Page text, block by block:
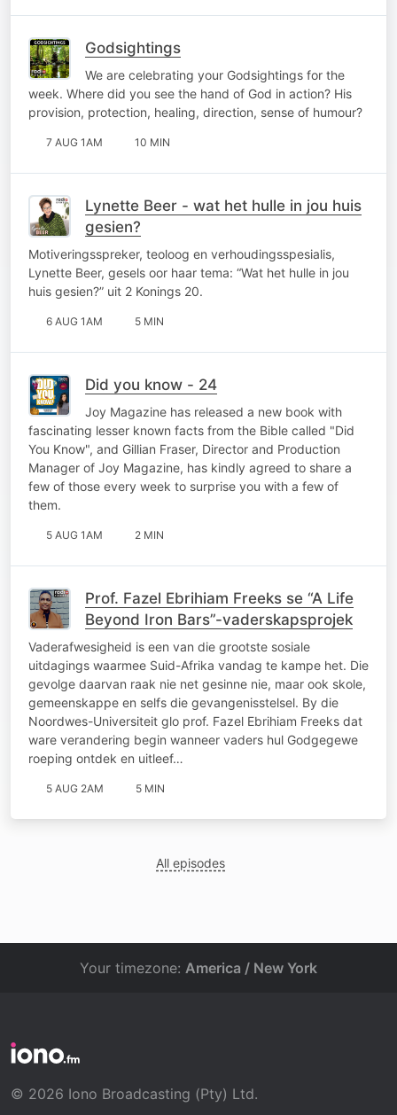
Godsightings
We are celebrating your Godsightings for the
week. Where did you see the hand of God in action? His
provision, protection, healing, direction, sense of humour?
7 AUG 1AM 10 MIN
Lynette Beer - wat het hulle in jou huis
gesien?
Motiveringsspreker, teoloog en verhoudingsspesialis,
Lynette Beer, gesels oor haar tema: “Wat het hulle in jou
huis gesien?” uit 2 Konings 20.
6 AUG 1AM 5 MIN
Did you know - 24
Joy Magazine has released a new book with
fascinating lesser known facts from the Bible called "Did
You Know", and Gillian Fraser, Director and Production
Manager of Joy Magazine, has kindly agreed to share a
few of those every week to surprise you with a few of
them.
5 AUG 1AM 2 MIN
Prof. Fazel Ebrihiam Freeks se “A Life
Beyond Iron Bars”-vaderskapsprojek
Vaderafwesigheid is een van die grootste sosiale
uitdagings waarmee Suid-Afrika vandag te kampe het. Die
gevolge daarvan raak nie net gesinne nie, maar ook skole,
gemeenskappe en selfs die gevangenisstelsel. By die
Noordwes-Universiteit glo prof. Fazel Ebrihiam Freeks dat
ware verandering begin wanneer vaders hul Godgegewe
roeping ontdek en uitleef…
5 AUG 2AM 5 MIN
All episodes
Your timezone: America / New York
© 2026 Iono Broadcasting (Pty) Ltd.